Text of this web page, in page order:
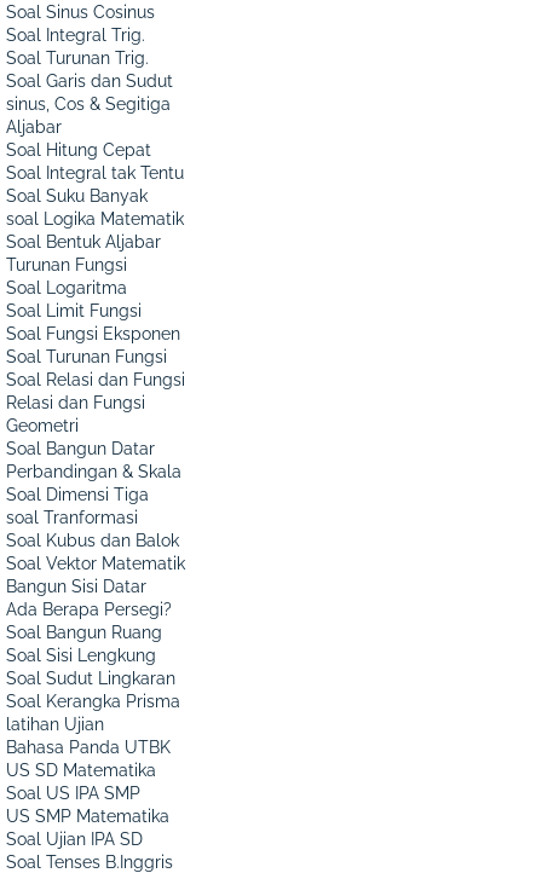
Soal Sinus Cosinus
Soal Integral Trig.
Soal Turunan Trig.
Soal Garis dan Sudut
sinus, Cos & Segitiga
Aljabar
Soal Hitung Cepat
Soal Integral tak Tentu
Soal Suku Banyak
soal Logika Matematik
Soal Bentuk Aljabar
Turunan Fungsi
Soal Logaritma
Soal Limit Fungsi
Soal Fungsi Eksponen
Soal Turunan Fungsi
Soal Relasi dan Fungsi
Relasi dan Fungsi
Geometri
Soal Bangun Datar
Perbandingan & Skala
Soal Dimensi Tiga
soal Tranformasi
Soal Kubus dan Balok
Soal Vektor Matematik
Bangun Sisi Datar
Ada Berapa Persegi?
Soal Bangun Ruang
Soal Sisi Lengkung
Soal Sudut Lingkaran
Soal Kerangka Prisma
latihan Ujian
Bahasa Panda UTBK
US SD Matematika
Soal US IPA SMP
US SMP Matematika
Soal Ujian IPA SD
Soal Tenses B.Inggris